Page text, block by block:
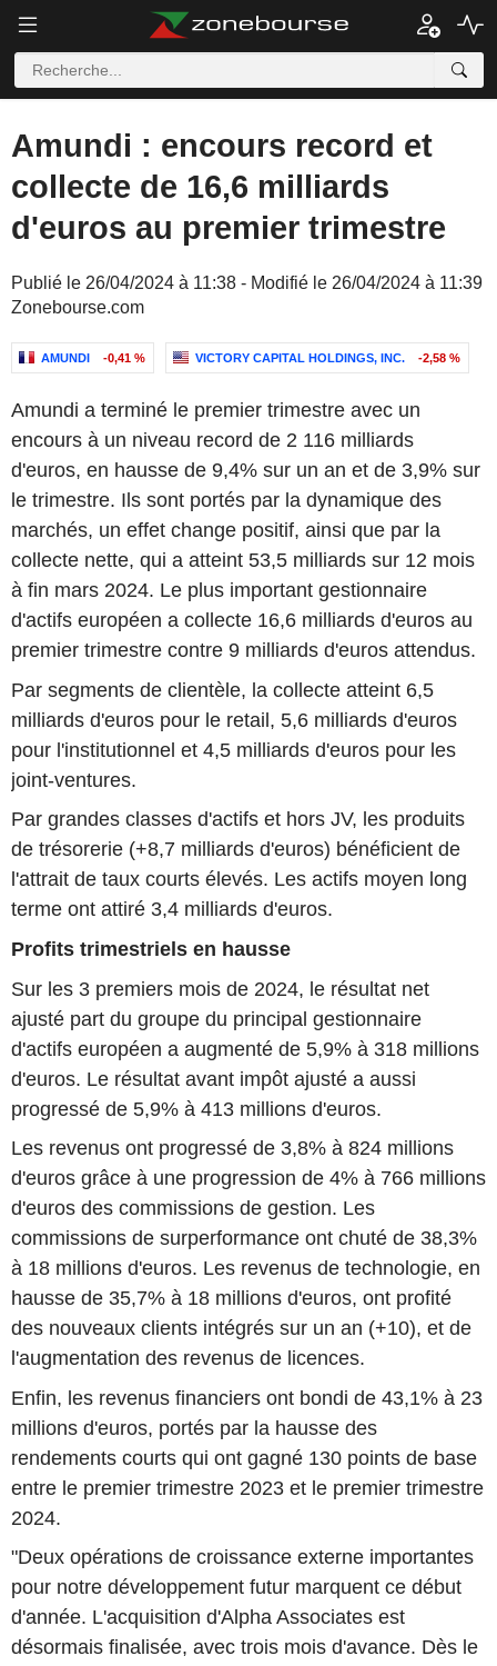
Amundi : encours record et
collecte de 16,6 milliards
d'euros au premier trimestre
Publié le 26/04/2024 à 11:38 - Modifié le 26/04/2024 à 11:39
Zonebourse.com
AMUNDI -0,41 % VICTORY CAPITAL HOLDINGS, INC. -2,58 %
Amundi a terminé le premier trimestre avec un
encours à un niveau record de 2 116 milliards
d'euros, en hausse de 9,4% sur un an et de 3,9% sur
le trimestre. Ils sont portés par la dynamique des
marchés, un effet change positif, ainsi que par la
collecte nette, qui a atteint 53,5 milliards sur 12 mois
à fin mars 2024. Le plus important gestionnaire
d'actifs européen a collecte 16,6 milliards d'euros au
premier trimestre contre 9 milliards d'euros attendus.
Par segments de clientèle, la collecte atteint 6,5
milliards d'euros pour le retail, 5,6 milliards d'euros
pour l'institutionnel et 4,5 milliards d'euros pour les
joint-ventures.
Par grandes classes d'actifs et hors JV, les produits
de trésorerie (+8,7 milliards d'euros) bénéficient de
l'attrait de taux courts élevés. Les actifs moyen long
terme ont attiré 3,4 milliards d'euros.
Profits trimestriels en hausse
Sur les 3 premiers mois de 2024, le résultat net
ajusté part du groupe du principal gestionnaire
d'actifs européen a augmenté de 5,9% à 318 millions
d'euros. Le résultat avant impôt ajusté a aussi
progressé de 5,9% à 413 millions d'euros.
Les revenus ont progressé de 3,8% à 824 millions
d'euros grâce à une progression de 4% à 766 millions
d'euros des commissions de gestion. Les
commissions de surperformance ont chuté de 38,3%
à 18 millions d'euros. Les revenus de technologie, en
hausse de 35,7% à 18 millions d'euros, ont profité
des nouveaux clients intégrés sur un an (+10), et de
l'augmentation des revenus de licences.
Enfin, les revenus financiers ont bondi de 43,1% à 23
millions d'euros, portés par la hausse des
rendements courts qui ont gagné 130 points de base
entre le premier trimestre 2023 et le premier trimestre
2024.
"Deux opérations de croissance externe importantes
pour notre développement futur marquent ce début
d'année. L'acquisition d'Alpha Associates est
désormais finalisée, avec trois mois d'avance. Dès le